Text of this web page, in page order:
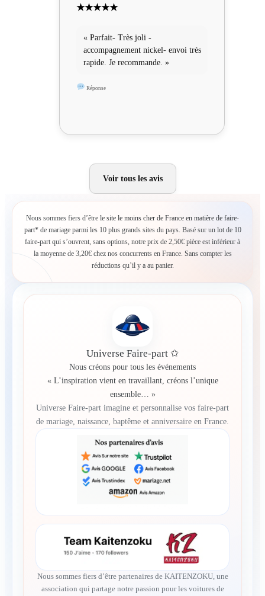
★★★★★
« Parfait- Très joli -
accompagnement nickel- envoi très
rapide. Je recommande. »
Réponse
Voir tous les avis
Nous sommes fiers d’être le site le moins cher de France en matière de faire-
part*de mariage parmi les 10 plus grands sites du pays. Basé sur un lot de 10
faire-part qui s’ouvrent, sans options, notre prix de 2,50€ pièce est inférieur à
la moyenne de 3,20€ chez nos concurrents en France. Sans compter les
réductions qu’il y a au panier.
Universe Faire-part ✩
Nous créons pour tous les événements
« L’inspiration vient en travaillant, créons l’unique
ensemble… »
Universe Faire-part imagine et personnalise vos faire-part
de mariage, naissance, baptême et anniversaire en France.
Nous sommes fiers d’être partenaires de KAITENZOKU, une
association qui partage notre passion pour les voitures de